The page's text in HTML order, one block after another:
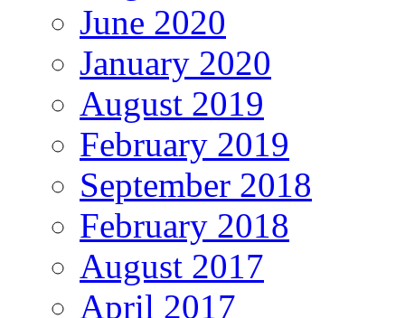
June 2020
January 2020
August 2019
February 2019
September 2018
February 2018
August 2017
April 2017